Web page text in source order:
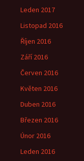
Leden 2017
Listopad 2016
Říjen 2016
Září 2016
Červen 2016
Květen 2016
Duben 2016
Březen 2016
Únor 2016
Leden 2016